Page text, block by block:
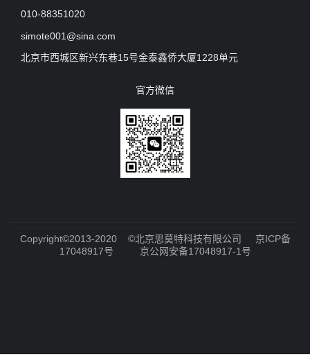
010-88351020
simote001@sina.com
北京市西城区新兴东巷15号金泰鑫侨大厦1228单元
官方微信
Copyright©2013-2020 ©北京思莫特科技有限公司 京ICP备
17048917号
京公网安备17048917-1号